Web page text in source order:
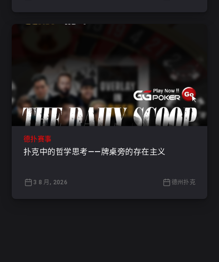
德扑赛事
扑克中的哲学思考——牌桌旁的存在主义
3 8 月, 2026 德州扑克